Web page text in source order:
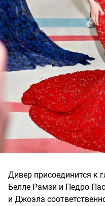
Дивер присоединится к
Белле Рамзи и Педро
и Джоэла